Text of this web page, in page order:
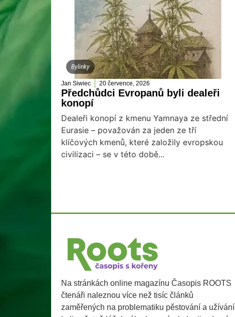
Bylinky
Jan Siwiec 20 července, 2026
Předchůdci Evropanů byli dealeři
konopí
Dealeři konopí z kmenu Yamnaya ze střední
Eurasie – považován za jeden ze tří
klíčových kmenů, které založily evropskou
civilizaci – se v této době...
Na stránkách online magazínu Časopis ROOTS
čtenáři naleznou více než tisíc článků
zaměřených na problematiku pěstování a užívání